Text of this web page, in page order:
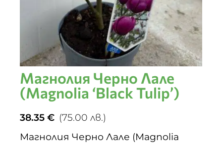
Магнолия Черно Лале
(Magnolia ‘Black Tulip’)
38.35 € (75.00 лв.)
Магнолия Черно Лале (Magnolia